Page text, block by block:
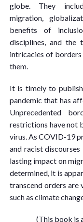
globe. They
migration,
benefits of
disciplines, and the
intricacies of
them.
It is timely to
pandemic that has
Unprecedented
restrictions have not
virus. As COVID-19
and racist
lasting impact on
determined, it is
transcend orders are
such as climate
(This book is